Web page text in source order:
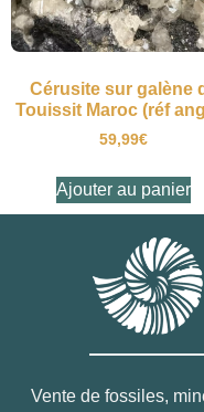
Cérusite sur galène
Touissit Maroc (réf
59,99€
Ajouter au panier
Vente de fossiles,